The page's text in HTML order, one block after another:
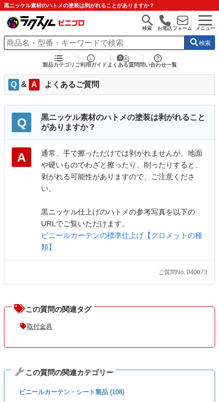
黒ニッケル素材のハトメの塗装は剥がれることがありますか？
検索 お電話フォーム メニュー
検索
製品カテゴリ ご利用ガイド よくある質問 問い合わせ一覧
Q & A よくあるご質問
Q
黒ニッケル素材のハトメの塗装は剥がれること
がありますか？
A
通常、手で擦っただけでは剥がれませんが、地面
や硬いものでわざと擦ったり、削ったりすると、
剥がれる可能性がありますので、ご注意くださ
い。
黒ニッケル仕上げのハトメの参考写真を以下の
URLでご覧いただけます。
ビニールカーテンの標準仕上げ【グロメットの種
類】
ご質問No. 040073
この質問の関連タグ
取付金具
この質問の関連カテゴリー
ビニールカーテン・シート製品 (108)